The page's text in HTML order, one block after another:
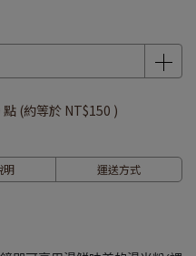
點 (約等於 NT$150 )
明 運送方式